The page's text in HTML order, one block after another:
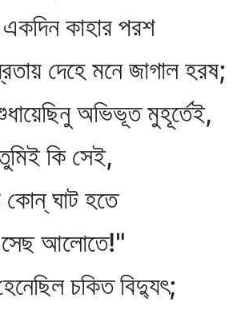
পরশ
মনে জাগাল হরষ;
অভিভূত মুহূর্তেই,
সেই,
হতে
চকিত বিদ্যুৎ;